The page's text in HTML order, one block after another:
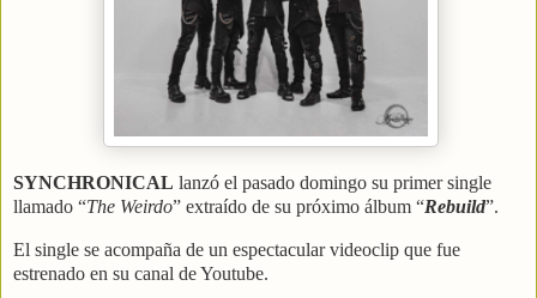
SYNCHRONICAL lanzó el pasado domingo su primer single
llamado “The Weirdo” extraído de su próximo álbum “Rebuild”.
El single se acompaña de un espectacular videoclip que fue
estrenado en su canal de Youtube.